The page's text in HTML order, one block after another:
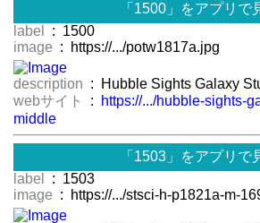
「1500」をアプリで
label
: 1500
image : https://.../potw1817a.jpg
description : Hubble Sights Galaxy
webサイト
:
https://.../hubble-sights-
middle
「1503」をアプリで
label
: 1503
image : https://.../stsci-h-p1821a-m-